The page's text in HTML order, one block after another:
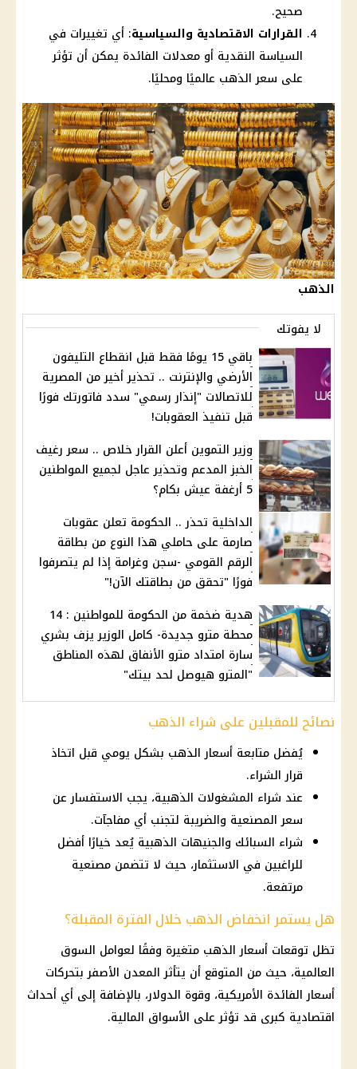
صحيح.
القرارات الاقتصادية والسياسية: أي تغييرات في
السياسة النقدية أو معدلات الفائدة يمكن أن تؤثر
على سعر الذهب عالميًا ومحليًا.
الذهب
لا يفوتك
باقي 15 يومًا فقط قبل انقطاع التليفون
الأرضي والإنترنت .. تحذير أخير من المصرية
للاتصالات "إنذار رسمي" سدد فاتورتك فورًا
قبل تنفيذ العقوبات!
وزير التموين أعلن القرار خلاص .. سعر رغيف
الخبز المدعم وتحذير عاجل لجميع المواطنين
5 أرغفة عيش بكام؟
الداخلية تحذر .. الحكومة تعلن عقوبات
صارمة على حاملي هذا النوع من بطاقة
الرقم القومي -سجن وغرامة إذا لم يتصرفوا
فورًا "تحقق من بطاقتك الآن!"
هدية ضخمة من الحكومة للمواطنين : 14
محطة مترو جديدة- كامل الوزير يزف بشري
سارة امتداد مترو الأنفاق لهذه المناطق
"المترو هيوصل لحد بيتك"
نصائح للمقبلين على شراء الذهب
يُفضل متابعة أسعار الذهب بشكل يومي قبل اتخاذ
قرار الشراء.
عند شراء المشغولات الذهبية، يجب الاستفسار عن
سعر المصنعية والضريبة لتجنب أي مفاجآت.
شراء السبائك والجنيهات الذهبية يُعد خيارًا أفضل
للراغبين في الاستثمار، حيث لا تتضمن مصنعية
مرتفعة.
هل يستمر انخفاض الذهب خلال الفترة المقبلة؟
تظل توقعات أسعار الذهب متغيرة وفقًا لعوامل السوق
العالمية، حيث من المتوقع أن يتأثر المعدن الأصفر بتحركات
أسعار الفائدة الأمريكية، وقوة الدولار، بالإضافة إلى أي أحداث
اقتصادية كبرى قد تؤثر على الأسواق المالية.